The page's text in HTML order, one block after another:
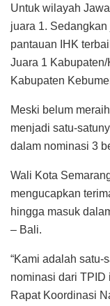
Untuk wilayah
juara 1.
pantauan IHK
Juara 1
Kabupaten
Meski belum
menjadi satu-
dalam nominasi 3
Wali Kota
mengucapkan
hingga masuk
– Bali.
“Kami adalah satu-
nominasi dari TPID
Rapat Koordinasi